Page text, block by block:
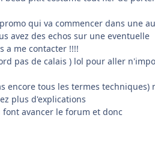
qui va commencer dans une
avez des echos sur une eventuelle
a me contacter !!!!
pas de calais ) lol pour aller
encore tous les termes techniques)
plus d'explications
avancer le forum et donc